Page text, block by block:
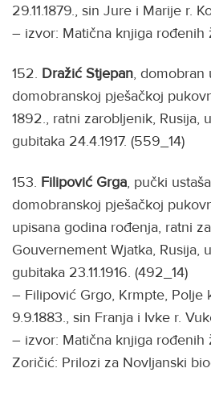
29.11.1879., sin Jure i Marije r.
– izvor: Matična knjiga rođenih
152. Dražić Stjepan, domobran
domobranskoj pješačkoj
1892., ratni zarobljenik, Rusija,
gubitaka 24.4.1917. (559_14)
153. Filipović Grga, pučki
domobranskoj pješačkoj
upisana godina rođenja, ratni
Gouvernement Wjatka, Rusija,
gubitaka 23.11.1916. (492_14)
– Filipović Grgo, Krmpte, Polje
9.9.1883., sin Franja i Ivke r.
– izvor: Matična knjiga rođenih
Zoričić: Prilozi za Novljanski